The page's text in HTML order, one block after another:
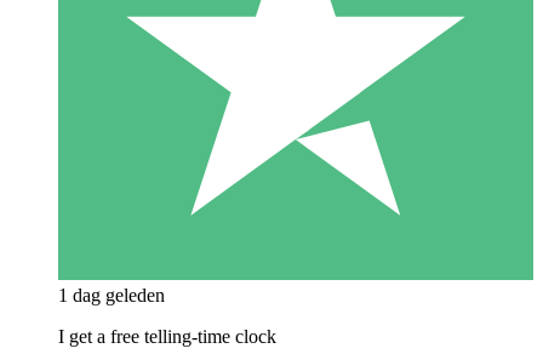
1 dag geleden
I get a free telling-time clock